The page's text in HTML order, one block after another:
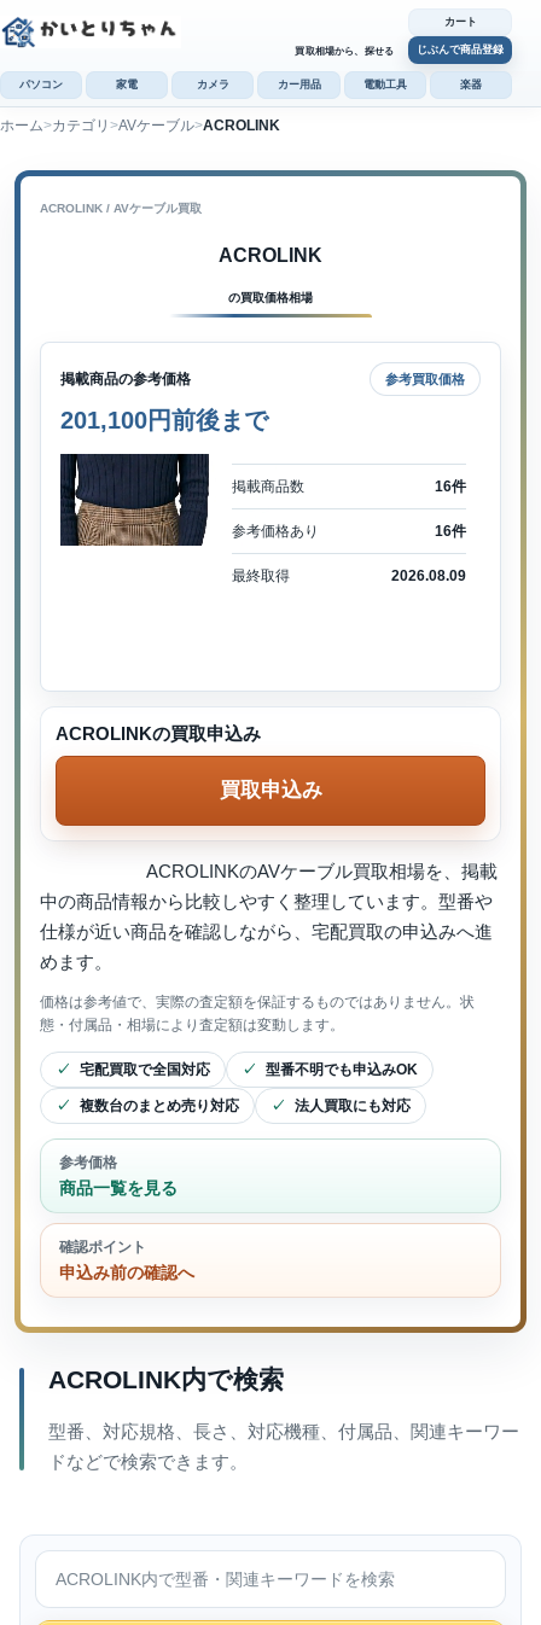
買取相場から、探せる
カート
じぶんで商品登録
パソコン 家電 カメラ カー用品 電動工具 楽器
ホーム カテゴリ AVケーブル ACROLINK
ACROLINK / AVケーブル買取
ACROLINK
の買取価格相場
掲載商品の参考価格 参考買取価格
201,100円前後まで
掲載商品数 16件
参考価格あり 16件
最終取得 2026.08.09
ACROLINKのAVケーブル買取相場を、掲載
中の商品情報から比較しやすく整理しています。型番や
仕様が近い商品を確認しながら、宅配買取の申込みへ進
めます。
価格は参考値で、実際の査定額を保証するものではありません。状
態・付属品・相場により査定額は変動します。
宅配買取で全国対応 型番不明でも申込みOK
複数台のまとめ売り対応 法人買取にも対応
参考価格
商品一覧を見る
確認ポイント
申込み前の確認へ
ACROLINKの買取申込み
買取申込み
ACROLINK内で検索
型番、対応規格、長さ、対応機種、付属品、関連キーワー
ドなどで検索できます。
ACROLINK内で検索